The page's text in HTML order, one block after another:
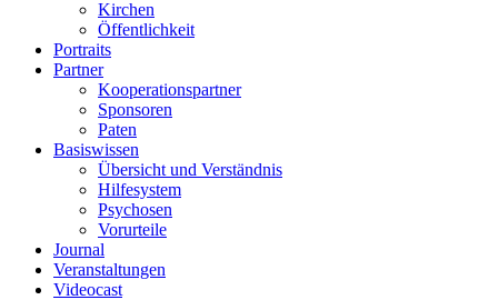
Kirchen
Öffentlichkeit
Portraits
Partner
Kooperationspartner
Sponsoren
Paten
Basiswissen
Übersicht und Verständnis
Hilfesystem
Psychosen
Vorurteile
Journal
Veranstaltungen
Videocast